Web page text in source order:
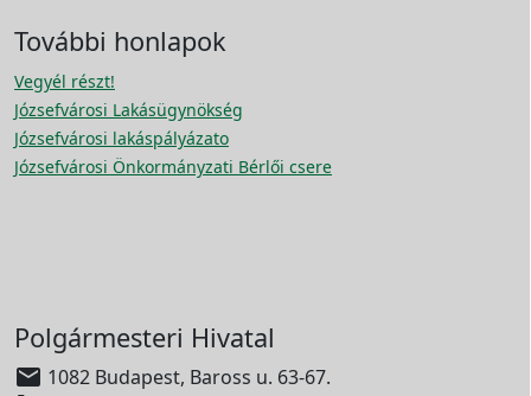
További honlapok
Vegyél részt!
Józsefvárosi Lakásügynökség
Józsefvárosi lakáspályázato
Józsefvárosi Önkormányzati Bérlői csere
Polgármesteri Hivatal
 1082 Budapest, Baross u. 63-67.